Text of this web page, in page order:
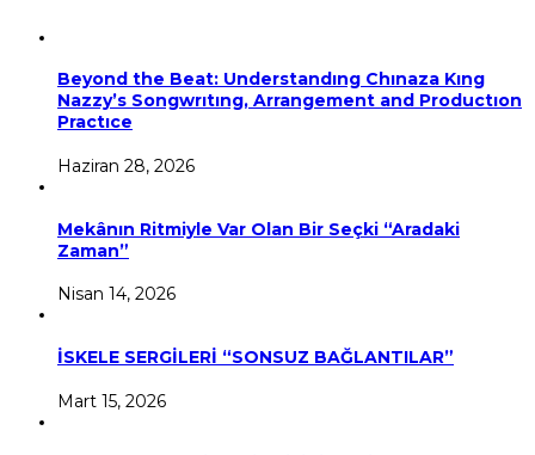
Beyond the Beat: Understandıng Chınaza Kıng
Nazzy’s Songwrıtıng, Arrangement and Productıon
Practıce
Haziran 28, 2026
Mekânın Ritmiyle Var Olan Bir Seçki “Aradaki
Zaman”
Nisan 14, 2026
İSKELE SERGİLERİ “SONSUZ BAĞLANTILAR”
Mart 15, 2026